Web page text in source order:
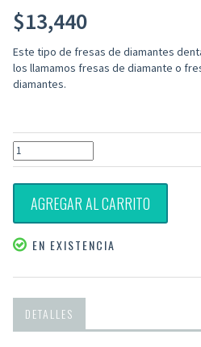
$13,440
Este tipo de fresas de diamantes
los llamamos fresas de diamante o
diamantes.
AGREGAR AL CARRITO
EN EXISTENCIA
DETALLES